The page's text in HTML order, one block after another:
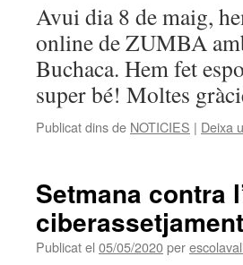
Avui dia 8 de maig,
online de ZUMBA
Buchaca. Hem fet
super bé! Moltes
Publicat dins de NOTICIES | Deixa
Setmana contra
ciberassetjament
Publicat el 05/05/2020per